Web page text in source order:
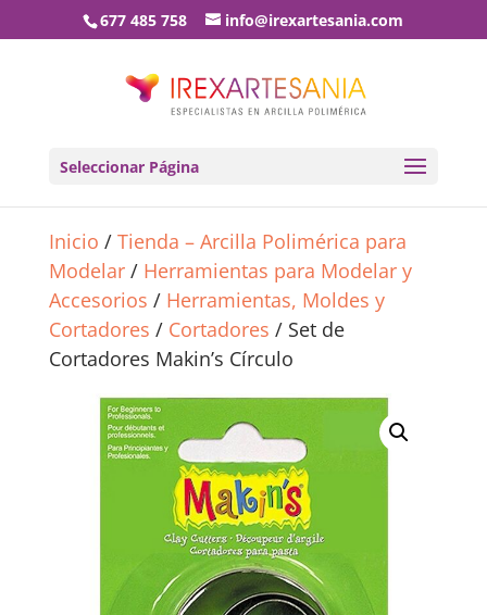
677 485 758 info@irexartesania.com
Seleccionar Página
Inicio / Tienda – Arcilla Polimérica para
Modelar/ Herramientas para Modelar y
Accesorios / Herramientas, Moldes y
Cortadores / Cortadores / Set de
Cortadores Makin’s Círculo